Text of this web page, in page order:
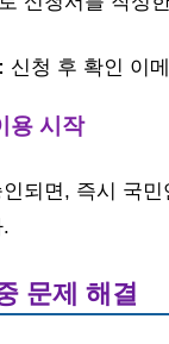
신청 후 확인 이
용 시작
되면, 즉시 국
문제 해결